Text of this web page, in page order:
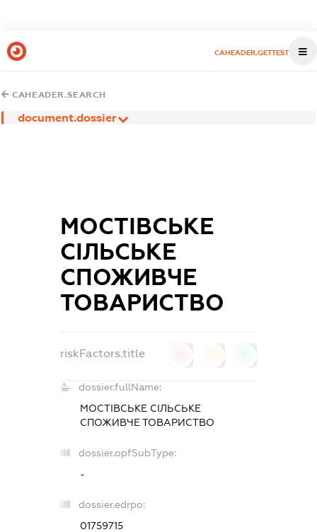
CAHEADER.GETTEST
CAHEADER.SEARCH
document.dossier
МОСТІВСЬКЕ
СІЛЬСЬКЕ
СПОЖИВЧЕ
ТОВАРИСТВО
riskFactors.title
dossier.fullName:
МОСТІВСЬКЕ СІЛЬСЬКЕ
СПОЖИВЧЕ ТОВАРИСТВО
dossier.opfSubType:
-
dossier.edrpo:
01759715